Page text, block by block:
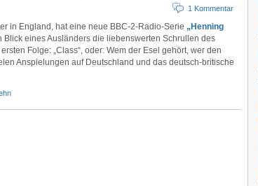
1 Kommentar
in England, hat eine neue BBC-2-Radio-Serie „Henning
Blick eines Ausländers die liebenswerten Schrullen des
Folge: „Class“, oder: Wem der Esel gehört, wer den
Anspielungen auf Deutschland und das deutsch-britische